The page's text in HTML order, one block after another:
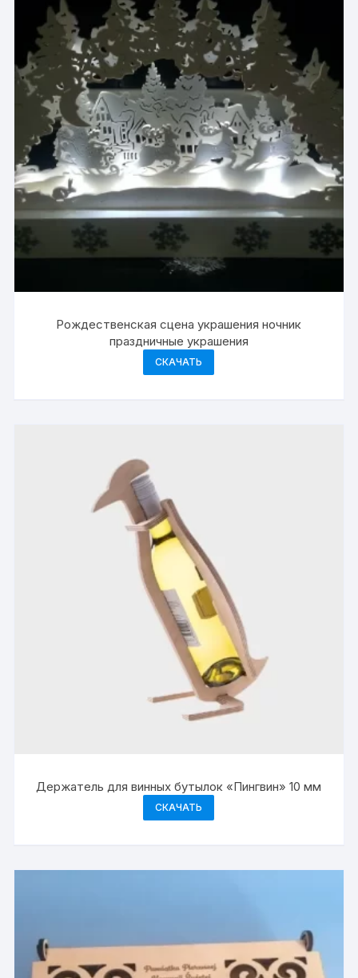
Рождественская сцена украшения ночник
праздничные украшения
СКАЧАТЬ
Держатель для винных бутылок «Пингвин» 10 мм
СКАЧАТЬ